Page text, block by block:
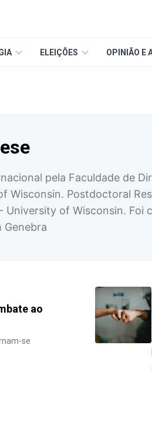
ELEIÇÕES OPINIÃO E
pela Faculdade de
Wisconsin. Postdoctoral
University of Wisconsin.
Genebra
ao
se